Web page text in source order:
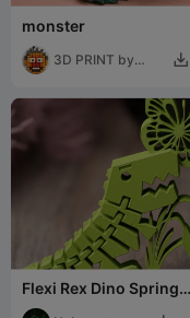
monster
3D PRINT by

Flexi Rex Dino Spring
Flower Print in Place